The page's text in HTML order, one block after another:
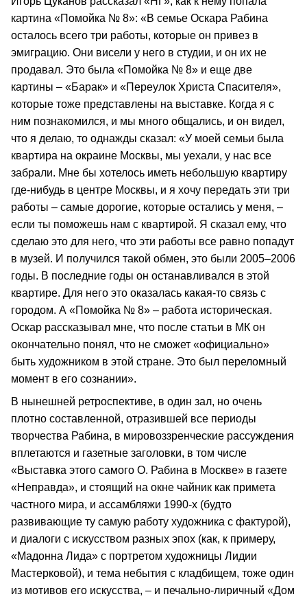
картина «Помойка № 8»: «В семье Оскара Рабина
осталось всего три работы, которые он привез в
эмиграцию. Они висели у него в студии, и он их не
продавал. Это была «Помойка № 8» и еще две
картины – «Барак» и «Переулок Христа Спасителя»,
которые тоже представлены на выставке. Когда я с
ним познакомился, и мы много общались, и он видел,
что я делаю, то однажды сказал: «У моей семьи была
квартира на окраине Москвы, мы уехали, у нас все
забрали. Мне бы хотелось иметь небольшую квартиру
где-нибудь в центре Москвы, и я хочу передать эти три
работы – самые дорогие, которые остались у меня, –
если ты поможешь нам с квартирой. Я сказал ему, что
сделаю это для него, что эти работы все равно попадут
в музей. И получился такой обмен, это были 2005–2006
годы. В последние годы он останавливался в этой
квартире. Для него это оказалась какая-то связь с
городом. А «Помойка № 8» – работа историческая.
Оскар рассказывал мне, что после статьи в МК он
окончательно понял, что не сможет «официально»
быть художником в этой стране. Это был переломный
момент в его сознании».
В нынешней ретроспективе, в один зал, но очень
плотно составленной, отразившей все периоды
творчества Рабина, в мировоззренческие рассуждения
вплетаются и газетные заголовки, в том числе
«Выставка этого самого О. Рабина в Москве» в газете
«Неправда», и стоящий на окне чайник как примета
частного мира, и ассамбляжи 1990-х (будто
развивающие ту самую работу художника с фактурой),
и диалоги с искусством разных эпох (как, к примеру,
«Мадонна Лида» с портретом художницы Лидии
Мастерковой), и тема небытия с кладбищем, тоже один
из мотивов его искусства, – и печально-лиричный «Дом